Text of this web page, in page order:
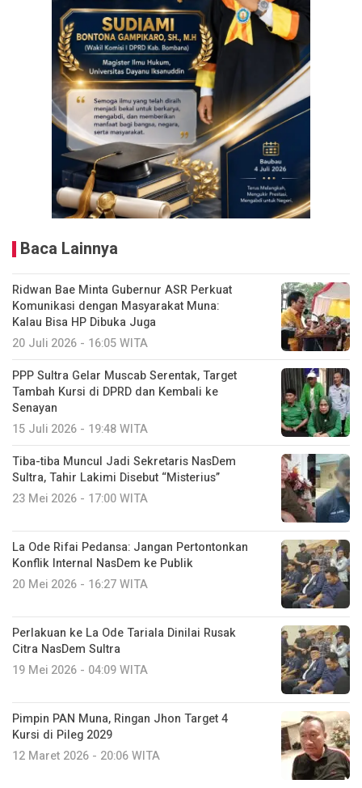
Baca Lainnya
Ridwan Bae Minta Gubernur ASR Perkuat
Komunikasi dengan Masyarakat Muna:
Kalau Bisa HP Dibuka Juga
20 Juli 2026 - 16:05 WITA
PPP Sultra Gelar Muscab Serentak, Target
Tambah Kursi di DPRD dan Kembali ke
Senayan
15 Juli 2026 - 19:48 WITA
Tiba-tiba Muncul Jadi Sekretaris NasDem
Sultra, Tahir Lakimi Disebut “Misterius”
23 Mei 2026 - 17:00 WITA
La Ode Rifai Pedansa: Jangan Pertontonkan
Konflik Internal NasDem ke Publik
20 Mei 2026 - 16:27 WITA
Perlakuan ke La Ode Tariala Dinilai Rusak
Citra NasDem Sultra
19 Mei 2026 - 04:09 WITA
Pimpin PAN Muna, Ringan Jhon Target 4
Kursi di Pileg 2029
12 Maret 2026 - 20:06 WITA